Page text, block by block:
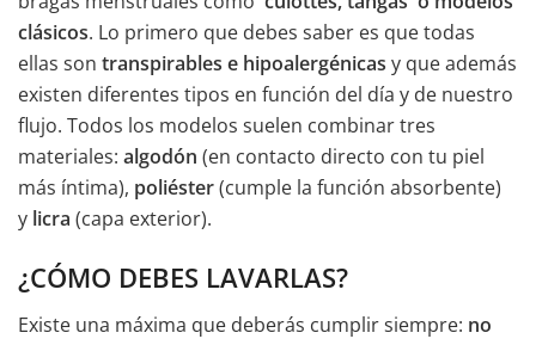
clásicos. Lo primero que debes saber es que todas
ellas son transpirables e hipoalergénicas y que además
existen diferentes tipos en función del día y de nuestro
flujo. Todos los modelos suelen combinar tres
materiales: algodón (en contacto directo con tu piel
más íntima), poliéster(cumple la función absorbente)
y licra (capa exterior).
¿CÓMO DEBES LAVARLAS?
Existe una máxima que deberás cumplir siempre: no